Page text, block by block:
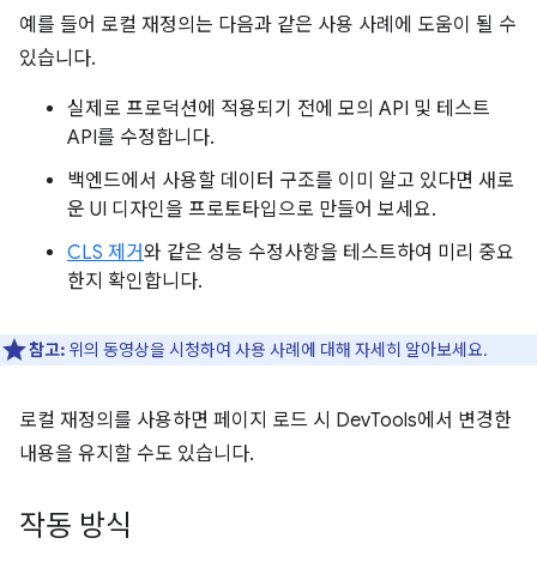
예를 들어 로컬 재정의는 다음과 같은 사용 사례에 도움이 될 수
있습니다.
실제로 프로덕션에 적용되기 전에 모의 API 및 테스트
API를 수정합니다.
백엔드에서 사용할 데이터 구조를 이미 알고 있다면 새로
운 UI 디자인을 프로토타입으로 만들어 보세요.
CLS 제거와 같은 성능 수정사항을 테스트하여 미리 중요
한지 확인합니다.
참고: 위의 동영상을 시청하여 사용 사례에 대해 자세히 알아보세요.
로컬 재정의를 사용하면 페이지 로드 시 DevTools에서 변경한
내용을 유지할 수도 있습니다.
작동 방식